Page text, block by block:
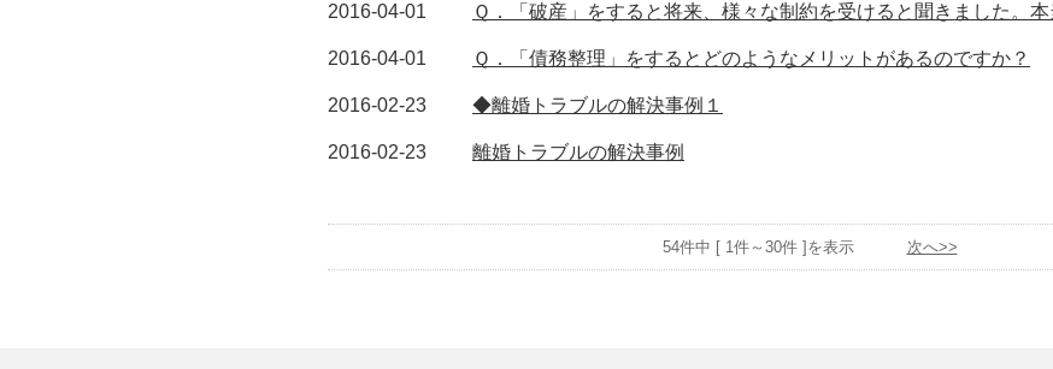
2016-04-01 Ｑ．「破産」をすると将来、様々な制約を受けると聞きました。本
2016-04-01 Ｑ．「債務整理」をするとどのようなメリットがあるのですか？
2016-02-23 ◆離婚トラブルの解決事例１
2016-02-23 離婚トラブルの解決事例
54件中 [ 1件～30件 ]を表示 次へ>>